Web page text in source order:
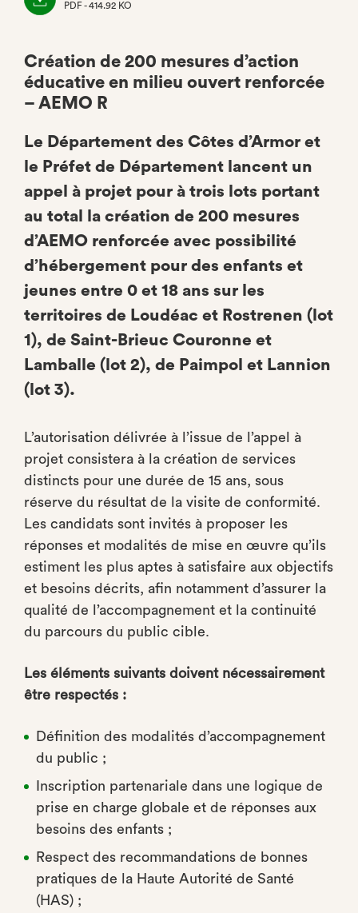
PDF - 414.92 KO
Création de 200 mesures d’action
éducative en milieu ouvert renforcée
– AEMO R
Le Département des Côtes d’Armor et
le Préfet de Département lancent un
appel à projet pour à trois lots portant
au total la création de 200 mesures
d’AEMO renforcée avec possibilité
d’hébergement pour des enfants et
jeunes entre 0 et 18 ans sur les
territoires de Loudéac et Rostrenen (lot
1), de Saint-Brieuc Couronne et
Lamballe (lot 2), de Paimpol et Lannion
(lot 3).
L’autorisation délivrée à l’issue de l’appel à
projet consistera à la création de services
distincts pour une durée de 15 ans, sous
réserve du résultat de la visite de conformité.
Les candidats sont invités à proposer les
réponses et modalités de mise en œuvre qu’ils
estiment les plus aptes à satisfaire aux objectifs
et besoins décrits, afin notamment d’assurer la
qualité de l’accompagnement et la continuité
du parcours du public cible.
Les éléments suivants doivent nécessairement
être respectés :
Définition des modalités d’accompagnement
du public ;
Inscription partenariale dans une logique de
prise en charge globale et de réponses aux
besoins des enfants ;
Respect des recommandations de bonnes
pratiques de la Haute Autorité de Santé
(HAS) ;